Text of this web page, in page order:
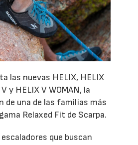
las nuevas HELIX, HELIX
y HELIX V WOMAN, la
de una de las familias más
Relaxed Fit de Scarpa.
que buscan